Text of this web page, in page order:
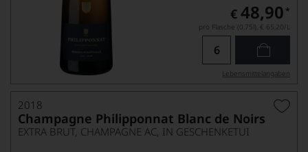
€ 48,90 *
pro Flasche (0.75l), € 65,20/L
Lebensmittel­angaben
2018
Champagne Philipponnat Blanc de Noirs
EXTRA BRUT, CHAMPAGNE AC, IN GESCHENKETUI